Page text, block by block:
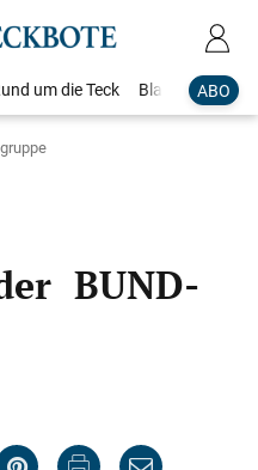
ABO
um die Teck Blaulicht
BUND-